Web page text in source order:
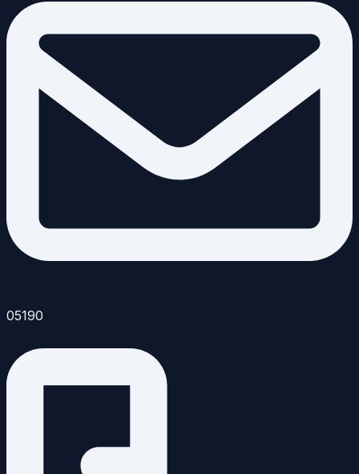
05190